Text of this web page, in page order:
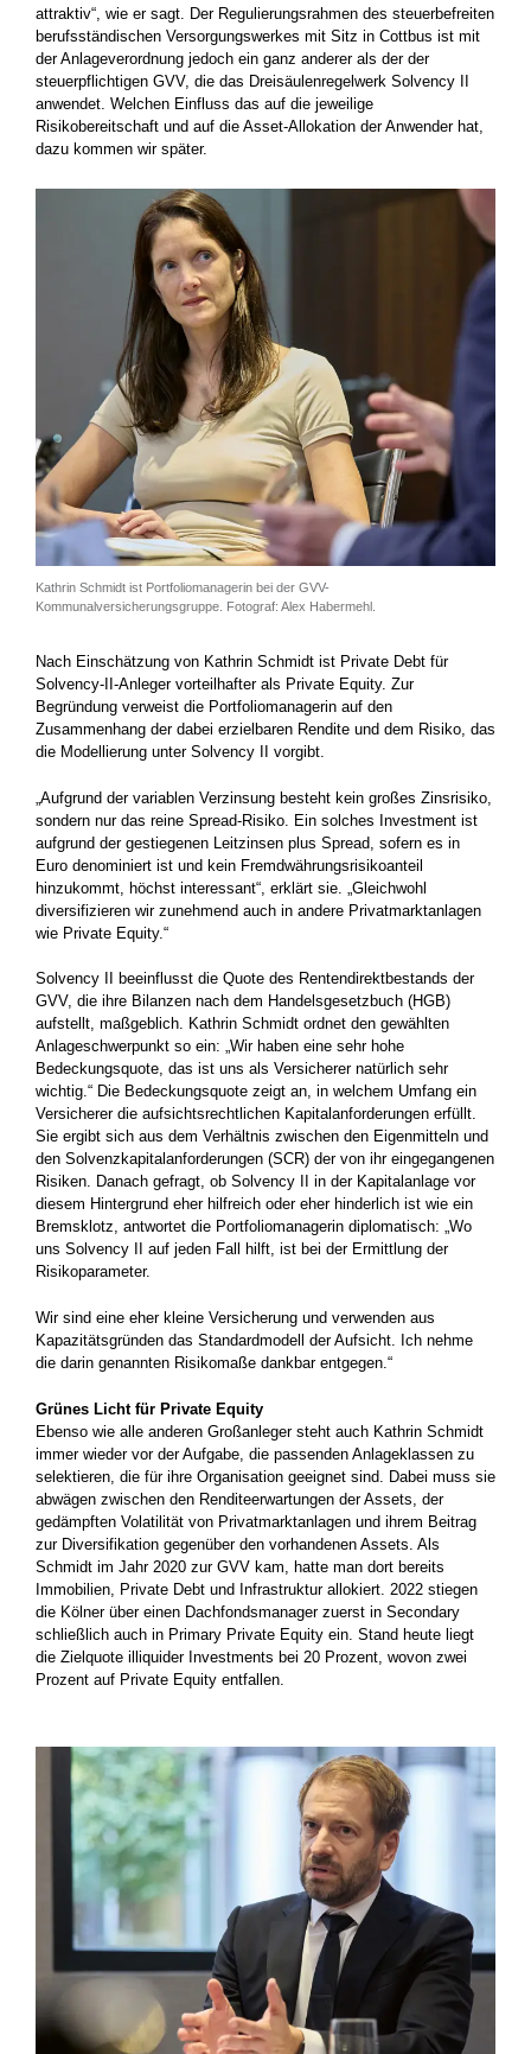
attraktiv“, wie er sagt. Der Regulierungsrahmen des steuerbefreiten
berufsständischen Versorgungswerkes mit Sitz in Cottbus ist mit
der Anlageverordnung jedoch ein ganz anderer als der der
steuerpflichtigen GVV, die das Dreisäulenregelwerk Solvency II
anwendet. Welchen Einfluss das auf die jeweilige
Risikobereitschaft und auf die Asset-Allokation der Anwender hat,
dazu kommen wir später.
Kathrin Schmidt ist Portfoliomanagerin bei der GVV-
Kommunalversicherungsgruppe. Fotograf: Alex Habermehl.
Nach Einschätzung von Kathrin Schmidt ist Private Debt für
Solvency-II-Anleger vorteilhafter als Private Equity. Zur
Begründung verweist die Portfoliomanagerin auf den
Zusammenhang der dabei erzielbaren Rendite und dem Risiko, das
die Modellierung unter Solvency II vorgibt.
„Aufgrund der variablen Verzinsung besteht kein großes Zinsrisiko,
sondern nur das reine Spread-Risiko. Ein solches Investment ist
aufgrund der gestiegenen Leitzinsen plus Spread, sofern es in
Euro denominiert ist und kein Fremdwährungsrisikoanteil
hinzukommt, höchst interessant“, erklärt sie. „Gleichwohl
diversifizieren wir zunehmend auch in andere Privatmarktanlagen
wie Private Equity.“
Solvency II beeinflusst die Quote des Rentendirektbestands der
GVV, die ihre Bilanzen nach dem Handelsgesetzbuch (HGB)
aufstellt, maßgeblich. Kathrin Schmidt ordnet den gewählten
Anlageschwerpunkt so ein: „Wir haben eine sehr hohe
Bedeckungsquote, das ist uns als Versicherer natürlich sehr
wichtig.“ Die Bedeckungsquote zeigt an, in welchem Umfang ein
Versicherer die aufsichtsrechtlichen Kapitalanforderungen erfüllt.
Sie ergibt sich aus dem Verhältnis zwischen den Eigenmitteln und
den Solvenzkapitalanforderungen (SCR) der von ihr eingegangenen
Risiken. Danach gefragt, ob Solvency II in der Kapitalanlage vor
diesem Hintergrund eher hilfreich oder eher hinderlich ist wie ein
Bremsklotz, antwortet die Portfoliomanagerin diplomatisch: „Wo
uns Solvency II auf jeden Fall hilft, ist bei der Ermittlung der
Risikoparameter.
Wir sind eine eher kleine Versicherung und verwenden aus
Kapazitätsgründen das Standardmodell der Aufsicht. Ich nehme
die darin genannten Risikomaße dankbar entgegen.“
Grünes Licht für Private Equity
Ebenso wie alle anderen Großanleger steht auch Kathrin Schmidt
immer wieder vor der Aufgabe, die passenden Anlageklassen zu
selektieren, die für ihre Organisation geeignet sind. Dabei muss sie
abwägen zwischen den Renditeerwartungen der Assets, der
gedämpften Volatilität von Privatmarktanlagen und ihrem Beitrag
zur Diversifikation gegenüber den vorhandenen Assets. Als
Schmidt im Jahr 2020 zur GVV kam, hatte man dort bereits
Immobilien, Private Debt und Infrastruktur allokiert. 2022 stiegen
die Kölner über einen Dachfondsmanager zuerst in Secondary
schließlich auch in Primary Private Equity ein. Stand heute liegt
die Zielquote illiquider Investments bei 20 Prozent, wovon zwei
Prozent auf Private Equity entfallen.